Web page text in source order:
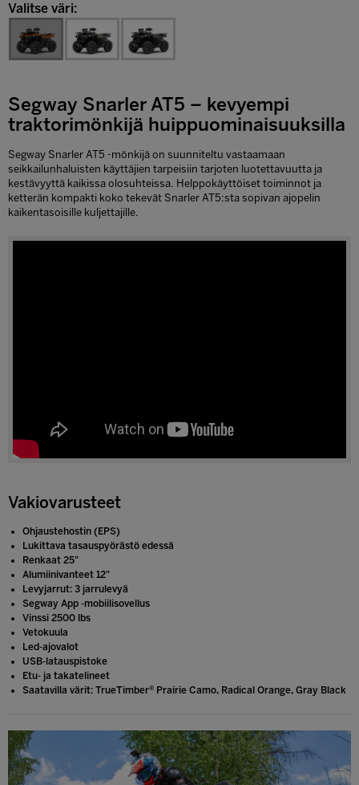
Valitse väri:
Segway Snarler AT5 – kevyempi
traktorimönkijä huippuominaisuuksilla
Segway Snarler AT5 -mönkijä on suunniteltu vastaamaan
seikkailunhaluisten käyttäjien tarpeisiin tarjoten luotettavuutta ja
kestävyyttä kaikissa olosuhteissa. Helppokäyttöiset toiminnot ja
ketterän kompakti koko tekevät Snarler AT5:sta sopivan ajopelin
kaikentasoisille kuljettajille.
Vakiovarusteet
Ohjaustehostin (EPS)
Lukittava tasauspyörästö edessä
Renkaat 25"
Alumiinivanteet 12"
Levyjarrut: 3 jarrulevyä
Segway App -mobiilisovellus
Vinssi 2500 lbs
Vetokuula
Led-ajovalot
USB-latauspistoke
Etu- ja takatelineet
Saatavilla värit: TrueTimber® Prairie Camo, Radical Orange, Gray Black